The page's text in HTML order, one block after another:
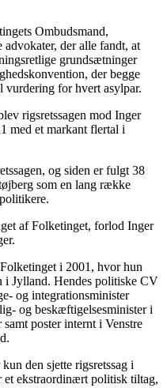
Ombudsmand,
der alle fandt, at
grundsætninger
der begge
vurdering for hvert asylpar.
rigsretssagen mod Inger
med et markant flertal i
og siden er fulgt 38
som en lang række
af Folketinget, forlod Inger
i 2001, hvor hun
i Jylland. Hendes politiske CV
og integrationsminister
og beskæftigelsesminister i
poster internt i Venstre
den sjette rigsretssag i
et ekstraordinært politisk tiltag,